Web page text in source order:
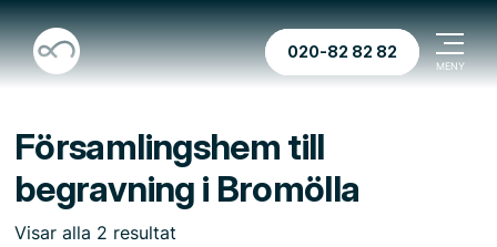
020-82 82 82
Församlingshem till
begravning i Bromölla
Visar alla 2 resultat